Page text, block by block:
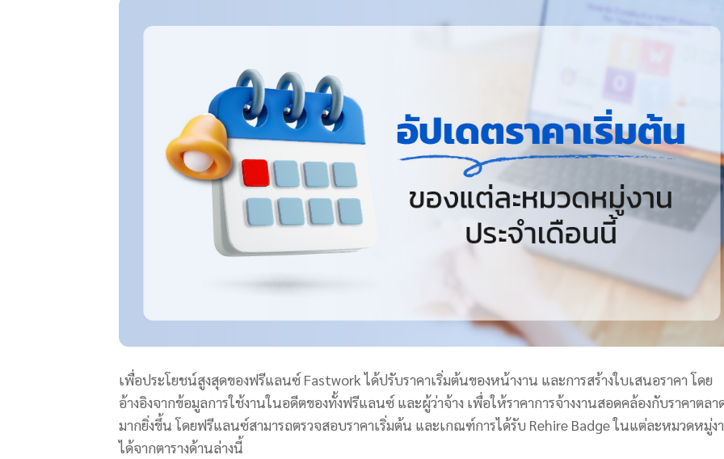
เพื่อประโยชน์สูงสุดของฟรีแลนซ์ Fastwork ได้ปรับราคาเริ่มต้นของหน้างาน และการสร้างใบเสนอราคา โดย
อ้างอิงจากข้อมูลการใช้งานในอดีตของทั้งฟรีแลนซ์ และผู้ว่าจ้าง เพื่อให้ราคาการจ้างงานสอดคล้องกับราคาตลา
มากยิ่งขึ้น โดยฟรีแลนซ์สามารถตรวจสอบราคาเริ่มต้น และเกณฑ์การได้รับ Rehire Badge ในแต่ละหมวดหมู่ง
ได้จากตารางด้านล่างนี้